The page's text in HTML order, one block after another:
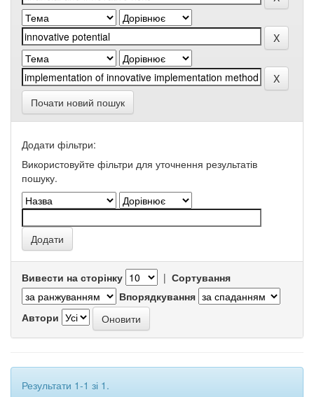
Почати новий пошук
Додати фільтри:
Використовуйте фільтри для уточнення результатів
пошуку.
Вивести на сторінку | Сортування
Впорядкування
Автори
Результати 1-1 зі 1.